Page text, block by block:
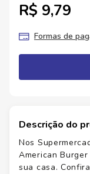
R$ 9,79
Formas de
Descrição do
Nos
American
sua casa.
5º arroz